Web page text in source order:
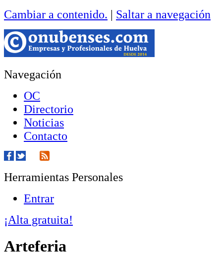
Cambiar a contenido. | Saltar a navegación
Navegación
OC
Directorio
Noticias
Contacto
Herramientas Personales
Entrar
¡Alta gratuita!
Arteferia